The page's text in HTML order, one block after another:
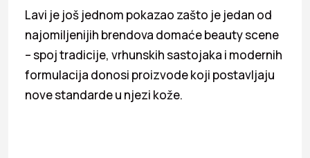
Lavi je još jednom pokazao zašto je jedan od
najomiljenijih brendova domaće beauty scene
– spoj tradicije, vrhunskih sastojaka i modernih
formulacija donosi proizvode koji postavljaju
nove standarde u njezi kože.